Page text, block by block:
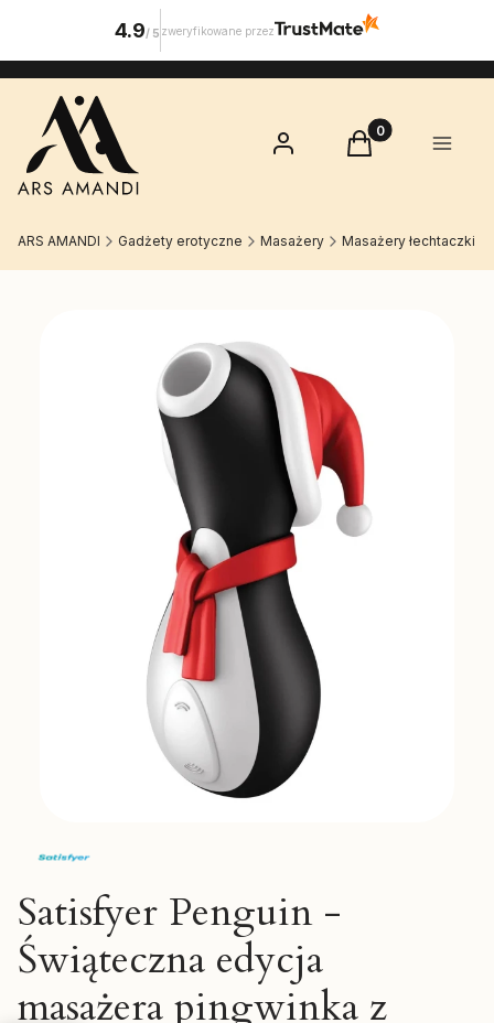
Zaloguj sięProdukty w
Koszyk Menu
ARS AMANDI Gadżety erotyczne Masażery Masażery łechtaczki
Satisfyer Penguin -
Świąteczna edycja
masażera pingwinka z
4.9/ 5 zweryfikowane przez